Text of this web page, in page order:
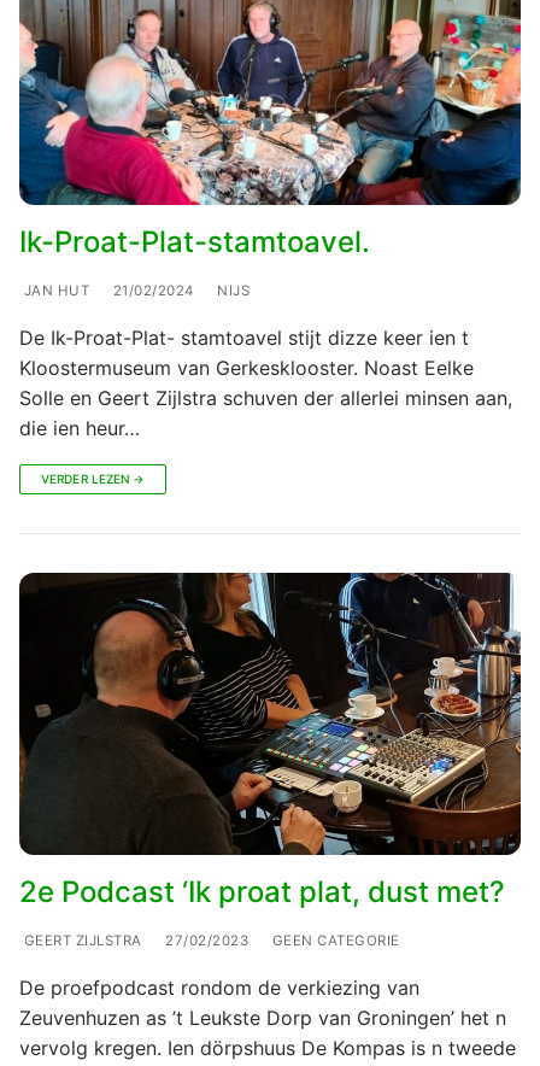
Ik-Proat-Plat-stamtoavel.
JAN HUT 21/02/2024 NIJS
De Ik-Proat-Plat- stamtoavel stijt dizze keer ien t
Kloostermuseum van Gerkesklooster. Noast Eelke
Solle en Geert Zijlstra schuven der allerlei minsen aan,
die ien heur…
VERDER LEZEN →
2e Podcast ‘Ik proat plat, dust met?
GEERT ZIJLSTRA 27/02/2023 GEEN CATEGORIE
De proefpodcast rondom de verkiezing van
Zeuvenhuzen as ’t Leukste Dorp van Groningen’ het n
vervolg kregen. Ien dörpshuus De Kompas is n tweede